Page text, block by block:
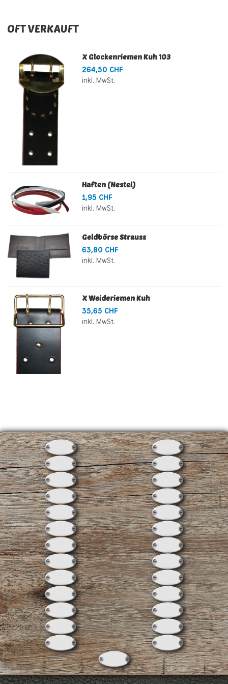
OFT VERKAUFT
X Glockenriemen Kuh 103
264,50 CHF
inkl. MwSt.
Haften (Nestel)
1,95 CHF
inkl. MwSt.
Geldbörse Strauss
63,80 CHF
inkl. MwSt.
X Weideriemen Kuh
35,65 CHF
inkl. MwSt.